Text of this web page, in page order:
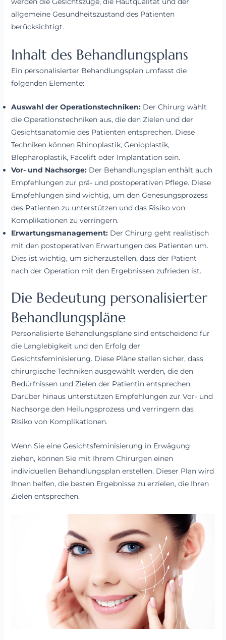
allgemeine Gesundheitszustand des Patienten
berücksichtigt.
Inhalt des Behandlungsplans
Ein personalisierter Behandlungsplan umfasst die
folgenden Elemente:
Auswahl der Operationstechniken:Der Chirurg wählt
die Operationstechniken aus, die den Zielen und der
Gesichtsanatomie des Patienten entsprechen. Diese
Techniken können Rhinoplastik, Genioplastik,
Blepharoplastik, Facelift oder Implantation sein.
Vor- und Nachsorge:Der Behandlungsplan enthält auch
Empfehlungen zur prä- und postoperativen Pflege. Diese
Empfehlungen sind wichtig, um den Genesungsprozess
des Patienten zu unterstützen und das Risiko von
Komplikationen zu verringern.
Erwartungsmanagement:Der Chirurg geht realistisch
mit den postoperativen Erwartungen des Patienten um.
Dies ist wichtig, um sicherzustellen, dass der Patient
nach der Operation mit den Ergebnissen zufrieden ist.
Die Bedeutung personalisierter
Behandlungspläne
Personalisierte Behandlungspläne sind entscheidend für
die Langlebigkeit und den Erfolg der
Gesichtsfeminisierung. Diese Pläne stellen sicher, dass
chirurgische Techniken ausgewählt werden, die den
Bedürfnissen und Zielen der Patientin entsprechen.
Darüber hinaus unterstützen Empfehlungen zur Vor- und
Nachsorge den Heilungsprozess und verringern das
Risiko von Komplikationen.
Wenn Sie eine Gesichtsfeminisierung in Erwägung
ziehen, können Sie mit Ihrem Chirurgen einen
individuellen Behandlungsplan erstellen. Dieser Plan wird
Ihnen helfen, die besten Ergebnisse zu erzielen, die Ihren
Zielen entsprechen.